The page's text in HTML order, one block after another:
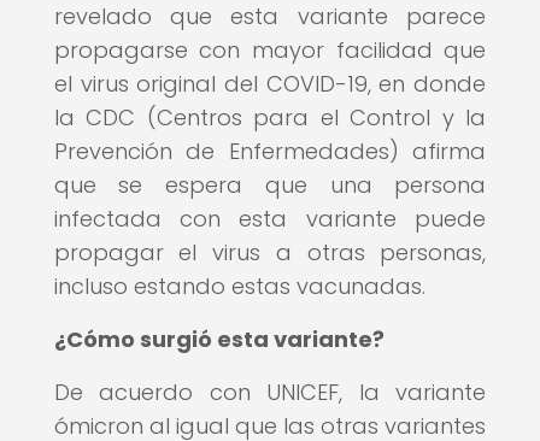
revelado que esta variante parece
propagarse con mayor facilidad que
el virus original del COVID-19, en donde
la CDC (Centros para el Control y la
Prevención de Enfermedades) afirma
que se espera que una persona
infectada con esta variante puede
propagar el virus a otras personas,
incluso estando estas vacunadas.
¿Cómo surgió esta variante?
De acuerdo con UNICEF, la variante
ómicron al igual que las otras variantes